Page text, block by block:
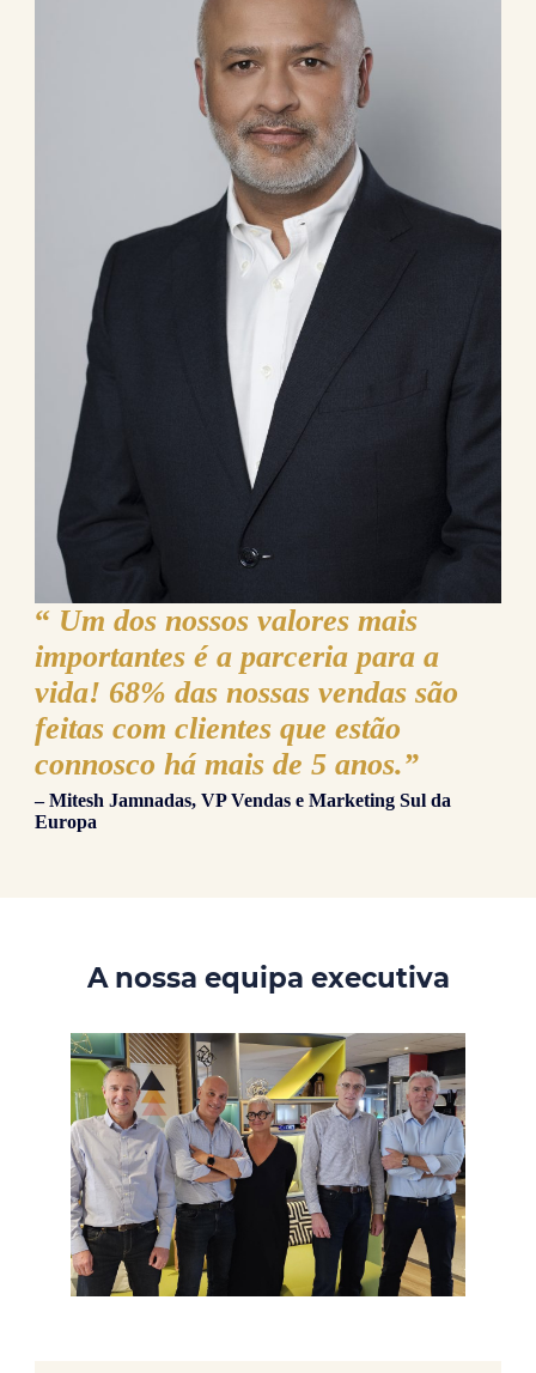
“ Um dos nossos valores mais
importantes é a parceria para a
vida! 68% das nossas vendas são
feitas com clientes que estão
connosco há mais de 5 anos.”
– Mitesh Jamnadas, VP Vendas e Marketing Sul da
Europa
A nossa equipa executiva